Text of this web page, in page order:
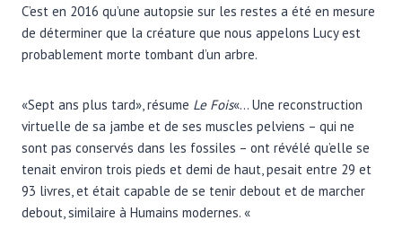
C’est en 2016 qu’une autopsie sur les restes a été en mesure
de déterminer que la créature que nous appelons Lucy est
probablement morte tombant d’un arbre.
«Sept ans plus tard», résume Le Fois«… Une reconstruction
virtuelle de sa jambe et de ses muscles pelviens – qui ne
sont pas conservés dans les fossiles – ont révélé qu’elle se
tenait environ trois pieds et demi de haut, pesait entre 29 et
93 livres, et était capable de se tenir debout et de marcher
debout, similaire à Humains modernes. «